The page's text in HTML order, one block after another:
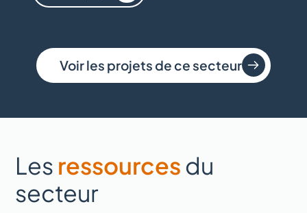
Voir les projets de ce secteur
Les ressourcesdu
secteur